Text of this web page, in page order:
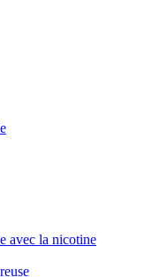
avec la nicotine